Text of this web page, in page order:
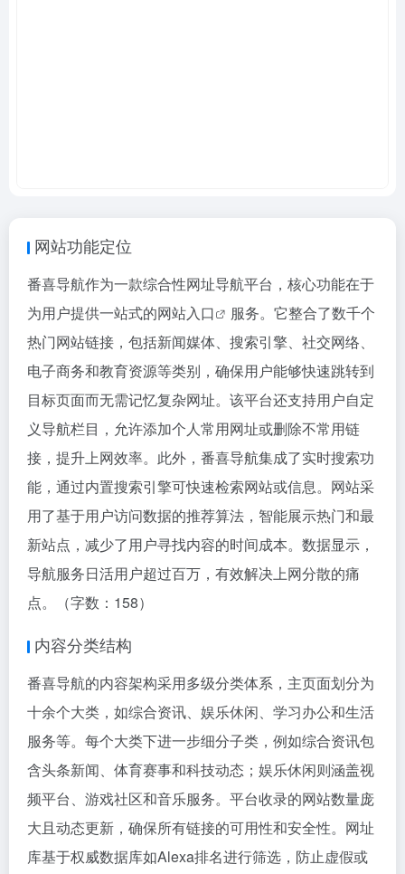
网站功能定位
番喜导航作为一款综合性网址导航平台，核心功能在于
为用户提供一站式的网站入口
服务。它整合了数千个
热门网站链接，包括新闻媒体、搜索引擎、社交网络、
电子商务和教育资源等类别，确保用户能够快速跳转到
目标页面而无需记忆复杂网址。该平台还支持用户自定
义导航栏目，允许添加个人常用网址或删除不常用链
接，提升上网效率。此外，番喜导航集成了实时搜索功
能，通过内置搜索引擎可快速检索网站或信息。网站采
用了基于用户访问数据的推荐算法，智能展示热门和最
新站点，减少了用户寻找内容的时间成本。数据显示，
导航服务日活用户超过百万，有效解决上网分散的痛
点。（字数：158）
内容分类结构
番喜导航的内容架构采用多级分类体系，主页面划分为
十余个大类，如综合资讯、娱乐休闲、学习办公和生活
服务等。每个大类下进一步细分子类，例如综合资讯包
含头条新闻、体育赛事和科技动态；娱乐休闲则涵盖视
频平台、游戏社区和音乐服务。平台收录的网站数量庞
大且动态更新，确保所有链接的可用性和安全性。网址
库基于权威数据库如Alexa排名进行筛选，防止虚假或